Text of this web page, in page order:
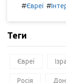
#Євреї #
Теги
Євреї
Росія